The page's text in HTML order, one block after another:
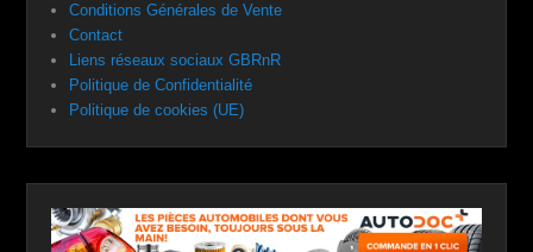
Conditions Générales de Vente
Contact
Liens réseaux sociaux GBRnR
Politique de Confidentialité
Politique de cookies (UE)